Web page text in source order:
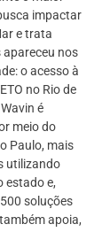
impactar
e trata
nos
o acesso à
no Rio de
é
meio do
Paulo, mais
utilizando
estado e,
soluções
apoia,